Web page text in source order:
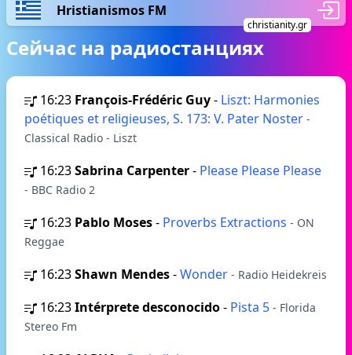
Hristianismos FM
christianity.gr
Сейчас на радиостанциях
16:23 François-Frédéric Guy- Liszt: Harmonies
poétiques et religieuses, S. 173: V. Pater Noster -
Classical Radio - Liszt
16:23Sabrina Carpenter- Please Please Please
- BBC Radio 2
16:23 Pablo Moses- Proverbs Extractions - ON
Reggae
16:23Shawn Mendes-Wonder - Radio Heidekreis
16:23Intérprete desconocido- Pista 5 - Florida
Stereo Fm